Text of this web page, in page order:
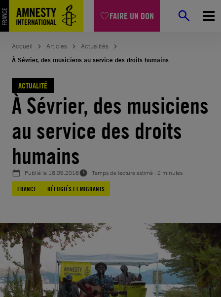
FAIRE UN DON
Aller
au
contenu
Accueil Articles
Actualités
À Sévrier, des musiciens au service des droits humains
ACTUALITÉ
À Sévrier, des musiciens
au service des droits
humains
Publié le 18.09.2018
Temps de lecture estimé : 2 minutes
FRANCE
RÉFUGIÉS ET MIGRANTS